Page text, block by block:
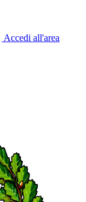
Accedi all'area